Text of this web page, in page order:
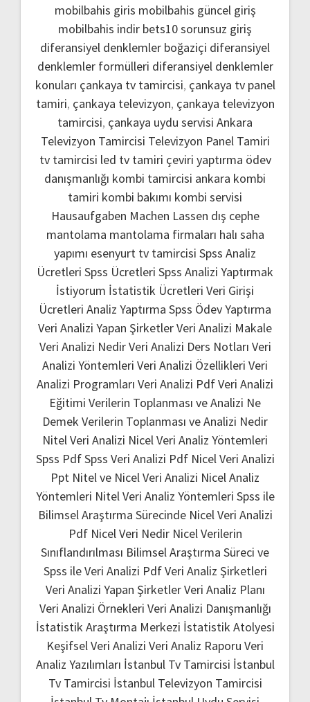
mobilbahis giris mobilbahis güncel giriş
mobilbahis indir bets10 sorunsuz giriş
diferansiyel denklemler boğaziçi diferansiyel
denklemler formülleri diferansiyel denklemler
konuları çankaya tv tamircisi, çankaya tv panel
tamiri, çankaya televizyon, çankaya televizyon
tamircisi, çankaya uydu servisi Ankara
Televizyon Tamircisi Televizyon Panel Tamiri
tv tamircisi led tv tamiri çeviri yaptırma ödev
danışmanlığı kombi tamircisi ankara kombi
tamiri kombi bakımı kombi servisi
Hausaufgaben Machen Lassen dış cephe
mantolama mantolama firmaları halı saha
yapımı esenyurt tv tamircisi Spss Analiz
Ücretleri Spss Ücretleri Spss Analizi Yaptırmak
İstiyorum İstatistik Ücretleri Veri Girişi
Ücretleri Analiz Yaptırma Spss Ödev Yaptırma
Veri Analizi Yapan ŞirketlerVeri Analizi Makale
Veri Analizi NedirVeri Analizi Ders Notları Veri
Analizi Yöntemleri Veri Analizi Özellikleri Veri
Analizi Programları Veri Analizi PdfVeri Analizi
Eğitimi Verilerin Toplanması ve Analizi Ne
Demek Verilerin Toplanması ve Analizi Nedir
Nitel Veri Analizi Nicel Veri Analiz Yöntemleri
Spss PdfSpss Veri Analizi Pdf Nicel Veri Analizi
Ppt Nitel ve Nicel Veri Analizi Nicel Analiz
Yöntemleri Nitel Veri Analiz Yöntemleri Spss ile
Bilimsel Araştırma Sürecinde Nicel Veri Analizi
Pdf Nicel Veri Nedir Nicel Verilerin
Sınıflandırılması Bilimsel Araştırma Süreci ve
Spss ile Veri Analizi PdfVeri Analiz Şirketleri
Veri Analizi Yapan ŞirketlerVeri Analiz Planı
Veri Analizi Örnekleri Veri Analizi Danışmanlığı
İstatistik Araştırma Merkezi İstatistik Atolyesi
Keşifsel Veri Analizi Veri Analiz Raporu Veri
Analiz Yazılımları İstanbul Tv Tamircisi İstanbul
Tv Tamircisi İstanbul Televizyon Tamircisi